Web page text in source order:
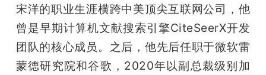
宋洋的职业生涯横跨中美顶尖互联网公司，他
曾是早期计算机文献搜索引擎CiteSeerX开发
团队的核心成员。之后，他先后任职于微软雷
蒙德研究院和谷歌，2020年以副总裁级别加